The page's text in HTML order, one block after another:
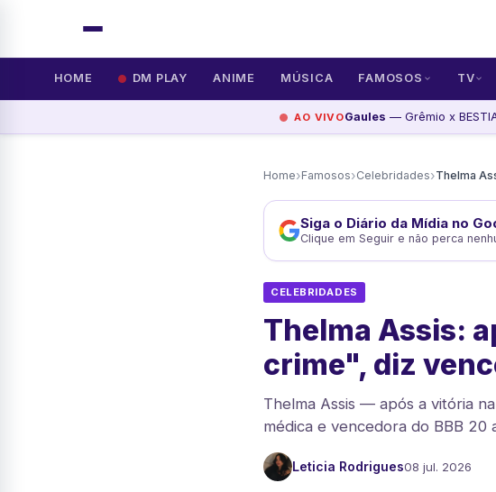
HOME DM PLAY ANIME MÚSICA FAMOSOS TV
AO VIVOGaules — Grêmio x
Home›Famosos›Celebridades›
Siga o Diário da Mídia no
Clique em Seguir e não perca
CELEBRIDADES
Thelma Assis:
crime", diz
Thelma Assis — após a vitória
médica e vencedora do BBB 20
Leticia Rodrigues08 jul. 2026